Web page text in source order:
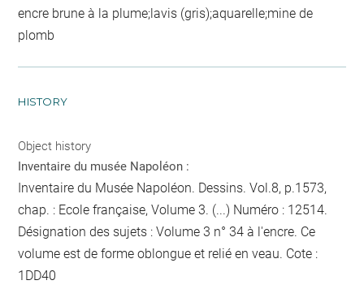
encre brune à la plume;lavis (gris);aquarelle;mine de
plomb
HISTORY
Object history
Inventaire du musée Napoléon :
Inventaire du Musée Napoléon. Dessins. Vol.8, p.1573,
chap. : Ecole française, Volume 3. (...) Numéro : 12514.
Désignation des sujets : Volume 3 n° 34 à l'encre. Ce
volume est de forme oblongue et relié en veau. Cote :
1DD40